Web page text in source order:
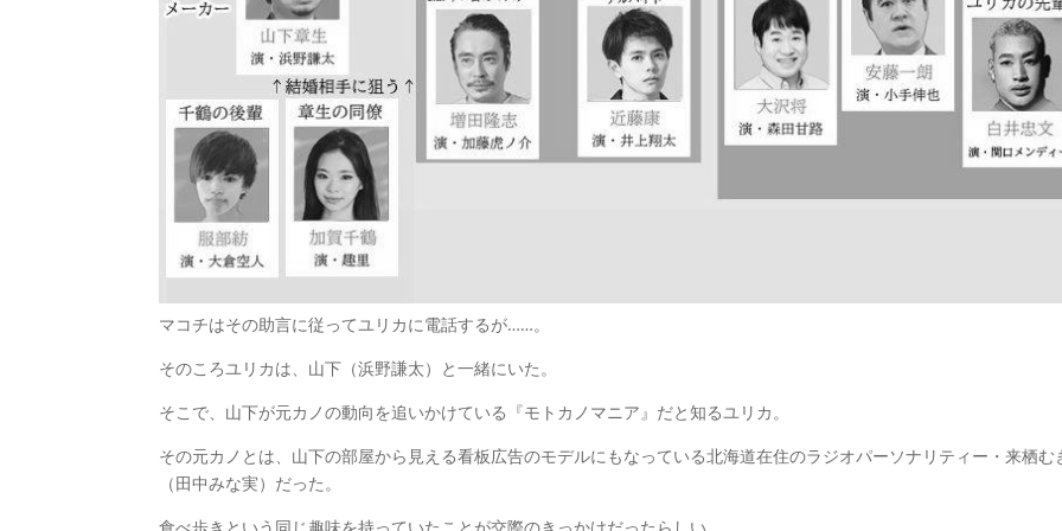
マコチはその助言に従ってユリカに電話するが……。
そのころユリカは、山下（浜野謙太）と一緒にいた。
そこで、山下が元カノの動向を追いかけている『モトカノマニア』だと知るユリカ。
その元カノとは、山下の部屋から見える看板広告のモデルにもなっている北海道在住のラジオパーソナリティー・来栖む
（田中みな実）だった。